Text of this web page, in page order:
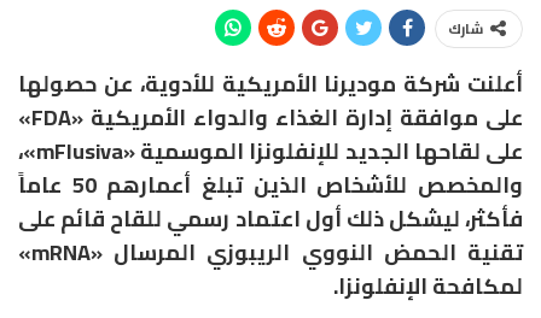
شارك
أعلنت شركة موديرنا الأمريكية للأدوية، عن حصولها
على موافقة إدارة الغذاء والدواء الأمريكية «FDA»
على لقاحها الجديد للإنفلونزا الموسمية «mFlusiva»،
والمخصص للأشخاص الذين تبلغ أعمارهم 50 عاماً
فأكثر، ليشكل ذلك أول اعتماد رسمي للقاح قائم على
تقنية الحمض النووي الريبوزي المرسال «mRNA»
لمكافحة الإنفلونزا.